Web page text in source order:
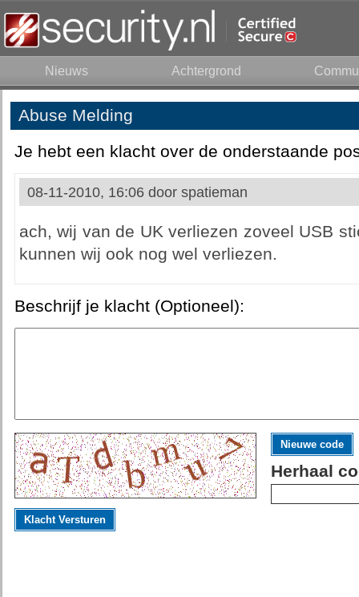
Nieuws Achtergrond
Abuse Melding
Je hebt een klacht over de onderstaande
08-11-2010, 16:06 door spatieman
ach, wij van de UK verliezen zoveel USB
kunnen wij ook nog wel verliezen.
Beschrijf je klacht (Optioneel):
Nieuwe code
Herhaal
Klacht Versturen